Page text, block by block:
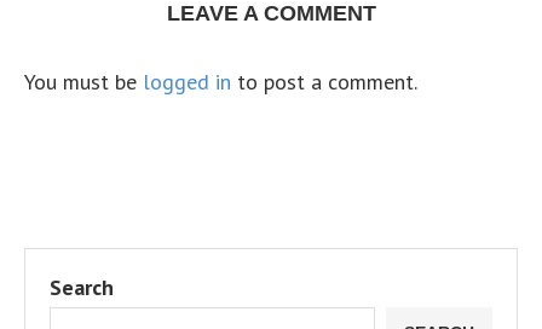
LEAVE A COMMENT
You must be logged in to post a comment.
Search